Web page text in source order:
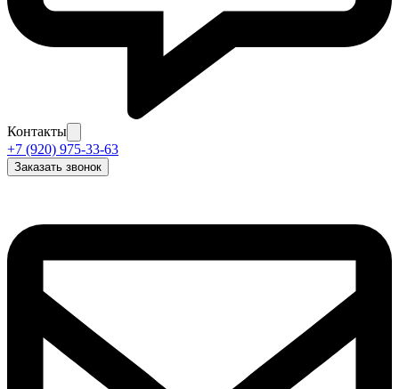
Контакты
+7 (920) 975-33-63
Заказать звонок